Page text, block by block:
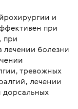
и
при
при
лечении болезни
тревожных
лечении
дорсальных